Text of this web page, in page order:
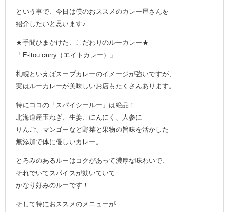
という事で、今日は僕のおススメのカレー屋さんを
紹介したいと思います♪
★手間ひまかけた、こだわりのルーカレー★
「E-itou curry（エイトカレー）」
札幌といえばスープカレーのイメージが強いですが、
実はルーカレーが美味しいお店もたくさんあります。
特にココの「スパイシールー」は絶品！
北海道産玉ねぎ、生姜、にんにく、人参に
りんご、マンゴーなど野菜と果物の旨味を活かした
無添加で体に優しいカレー。
とろみのあるルーはコクがあって濃厚な味わいで、
それでいてスパイスが効いていて
かなり好みのルーです！
そして特におススメのメニューが